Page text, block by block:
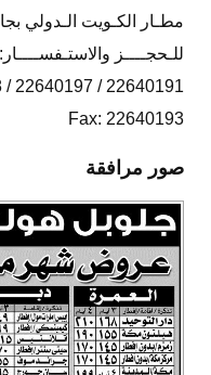
مطـار الكـويت الـدولي
للـحجــــز والاستـفســــار:
22640191 / 22640197 / 22640198 / 22640194
Fax: 22640193
صور مرافقة